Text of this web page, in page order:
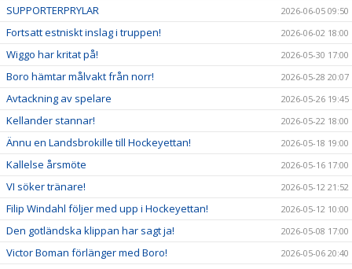
SUPPORTERPRYLAR 2026-06-05 09:50
Fortsatt estniskt inslag i truppen! 2026-06-02 18:00
Wiggo har kritat på! 2026-05-30 17:00
Boro hämtar målvakt från norr! 2026-05-28 20:07
Avtackning av spelare 2026-05-26 19:45
Kellander stannar! 2026-05-22 18:00
Ännu en Landsbrokille till Hockeyettan! 2026-05-18 19:00
Kallelse årsmöte 2026-05-16 17:00
VI söker tränare! 2026-05-12 21:52
Filip Windahl följer med upp i Hockeyettan! 2026-05-12 10:00
Den gotländska klippan har sagt ja! 2026-05-08 17:00
Victor Boman förlänger med Boro! 2026-05-06 20:40